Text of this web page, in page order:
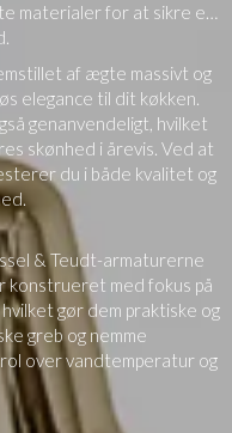
materialer for at sikre en
af ægte massivt og
elegance til dit køkken.
genanvendeligt, hvilket
skønhed i årevis. Ved at
du i både kvalitet og
& Teudt-armaturerne
med fokus på
gør dem praktiske og
greb og nemme
over vandtemperatur og